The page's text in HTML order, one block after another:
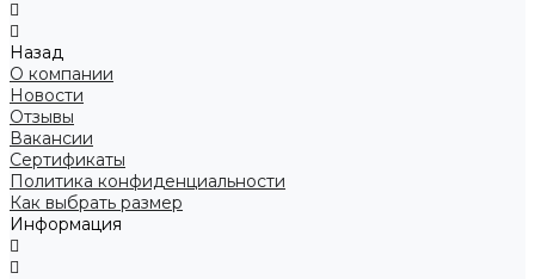
Назад
О компании
Новости
Отзывы
Вакансии
Сертификаты
Политика конфиденциальности
Как выбрать размер
Информация